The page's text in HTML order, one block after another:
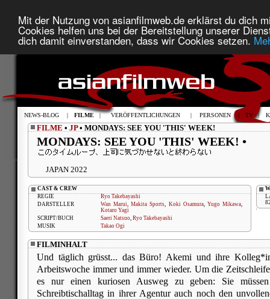
Mit der Nutzung von asianfilmweb.de erklärst du dich
Cookies helfen uns bei der Bereitstellung unserer
dich damit einverstanden, dass wir Cookies setzen.
NEWS-BLOG | FILME | VERÖFFENTLICHUNGEN | PERSONEN | TV |
FILME • JP• MONDAYS: SEE YOU 'THIS' WEEK!
MONDAYS: SEE YOU 'THIS' WEEK! •
JAPAN 2022
CAST & CREW
REGIE
Ryo Takebayashi
DARSTELLER
Wan Marui,Makita Sports, Koki Osamura, Yugo Mikawa,
Kotaro Yagi
SCRIPT/BUCH
Saeri Natsuo, Ryo Takebayashi
MUSIK
Takao Ogi
FILMINHALT
Und täglich grüsst... das Büro! Akemi und ihre
Arbeitswoche immer und immer wieder. Um die
es nur einen kuriosen Ausweg zu geben: Sie
Schreibtischalltag in ihrer Agentur auch noch den